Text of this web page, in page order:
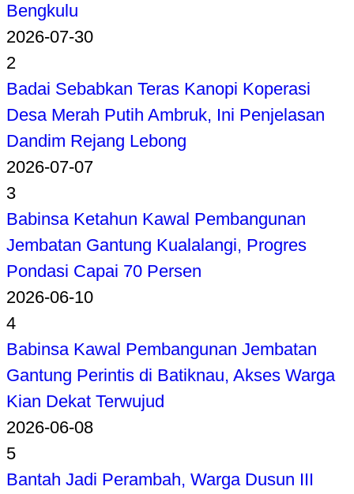
Bengkulu
2026-07-30
2
Badai Sebabkan Teras Kanopi Koperasi
Desa Merah Putih Ambruk, Ini Penjelasan
Dandim Rejang Lebong
2026-07-07
3
Babinsa Ketahun Kawal Pembangunan
Jembatan Gantung Kualalangi, Progres
Pondasi Capai 70 Persen
2026-06-10
4
Babinsa Kawal Pembangunan Jembatan
Gantung Perintis di Batiknau, Akses Warga
Kian Dekat Terwujud
2026-06-08
5
Bantah Jadi Perambah, Warga Dusun III